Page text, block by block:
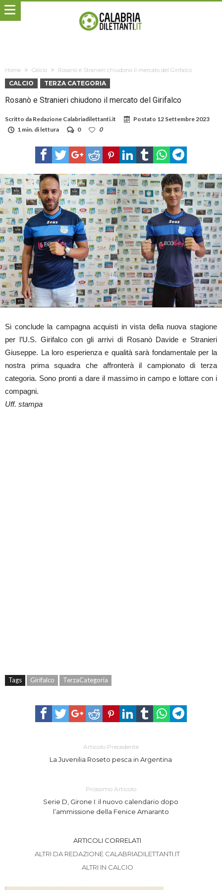
Home Calcio Rosanò e Stranieri chiudono il mercato del Girifalco
CALCIO TERZA CATEGORIA
Rosanò e Stranieri chiudono il mercato del Girifalco
Scritto da Redazione Calabriadilettanti.it Postato 12 Settembre 2023
1 min. di lettura
0 0
Si conclude la campagna acquisti in vista della nuova stagione
per l’U.S. Girifalco con gli arrivi di Rosanò Davide e Stranieri
Giuseppe. La loro esperienza e qualità sarà fondamentale per la
nostra prima squadra che affronterà il campionato di terza
categoria. Sono pronti a dare il massimo in campo e lottare con i
compagni.
Uff. stampa
Tags Girifalco TerzaCategoria
Articolo Precedente
La Juvenilia Roseto pesca in Argentina
Prossimo Articolo
Serie D, Girone I: il nuovo calendario dopo
l’ammissione della Fenice Amaranto
ARTICOLI CORRELATI
ALTRI DA REDAZIONE CALABRIADILETTANTI.IT
ALTRI IN CALCIO